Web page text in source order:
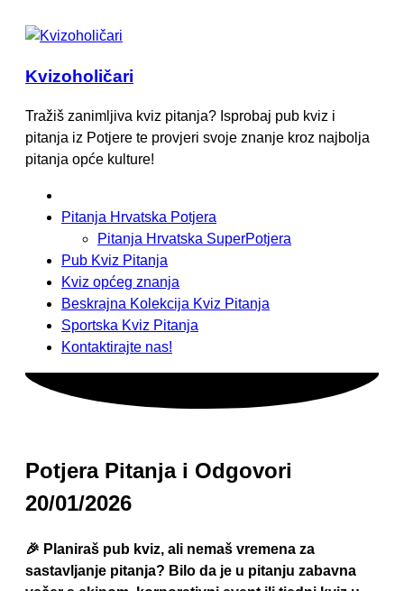
Kvizoholičari
Tražiš zanimljiva kviz pitanja? Isprobaj pub kviz i
pitanja iz Potjere te provjeri svoje znanje kroz najbolja
pitanja opće kulture!
Pitanja Hrvatska Potjera
Pitanja Hrvatska SuperPotjera
Pub Kviz Pitanja
Kviz općeg znanja
Beskrajna Kolekcija Kviz Pitanja
Sportska Kviz Pitanja
Kontaktirajte nas!
Potjera Pitanja i Odgovori
20/01/2026
🎉 Planiraš pub kviz, ali nemaš vremena za
sastavljanje pitanja? Bilo da je u pitanju zabavna